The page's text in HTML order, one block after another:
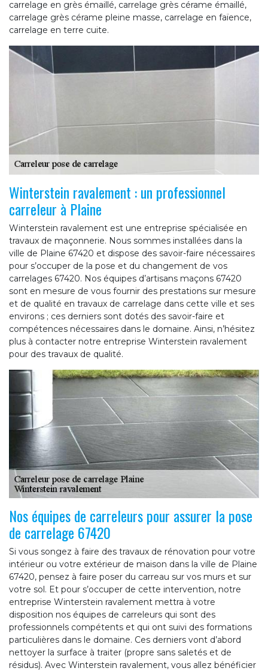
carrelage en grès émaillé, carrelage grès cérame émaillé,
carrelage grès cérame pleine masse, carrelage en faïence,
carrelage en terre cuite.
Winterstein ravalement : un professionnel
carreleur à Plaine
Winterstein ravalement est une entreprise spécialisée en
travaux de maçonnerie. Nous sommes installées dans la
ville de Plaine 67420 et dispose des savoir-faire nécessaires
pour s’occuper de la pose et du changement de vos
carrelages 67420. Nos équipes d’artisans maçons 67420
sont en mesure de vous fournir des prestations sur mesure
et de qualité en travaux de carrelage dans cette ville et ses
environs ; ces derniers sont dotés des savoir-faire et
compétences nécessaires dans le domaine. Ainsi, n’hésitez
plus à contacter notre entreprise Winterstein ravalement
pour des travaux de qualité.
Nos équipes de carreleurs pour assurer la pose
de carrelage 67420
Si vous songez à faire des travaux de rénovation pour votre
intérieur ou votre extérieur de maison dans la ville de Plaine
67420, pensez à faire poser du carreau sur vos murs et sur
votre sol. Et pour s’occuper de cette intervention, notre
entreprise Winterstein ravalement mettra à votre
disposition nos équipes de carreleurs qui sont des
professionnels compétents et qui ont suivi des formations
particulières dans le domaine. Ces derniers vont d’abord
nettoyer la surface à traiter (propre sans saletés et de
résidus). Avec Winterstein ravalement, vous allez bénéficier